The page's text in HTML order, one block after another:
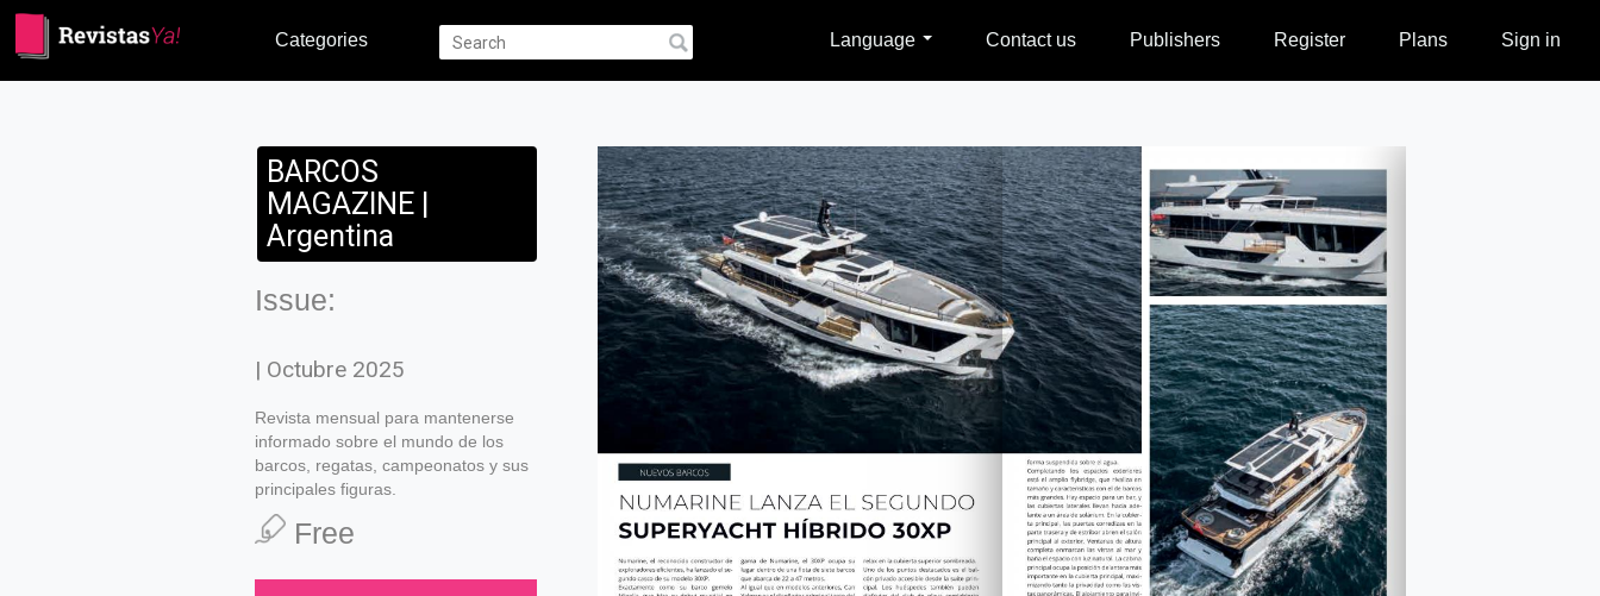
Categories Language Contact us Publishers Register Plans Sign in
BARCOS
MAGAZINE |
Argentina
Issue:
| Octubre 2025
Revista mensual para mantenerse
informado sobre el mundo de los
barcos, regatas, campeonatos y sus
principales figuras.
Free